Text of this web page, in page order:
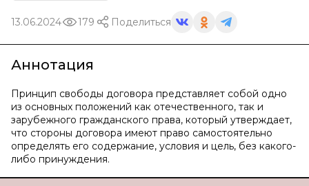
13.06.2024 179 Поделиться
Аннотация
Принцип свободы договора представляет собой одно
из основных положений как отечественного, так и
зарубежного гражданского права, который утверждает,
что стороны договора имеют право самостоятельно
определять его содержание, условия и цель, без какого-
либо принуждения.